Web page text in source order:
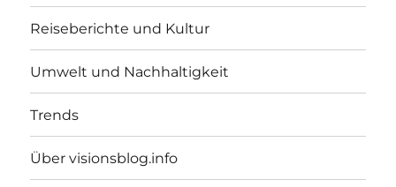
Reiseberichte und Kultur
Umwelt und Nachhaltigkeit
Trends
Über visionsblog.info